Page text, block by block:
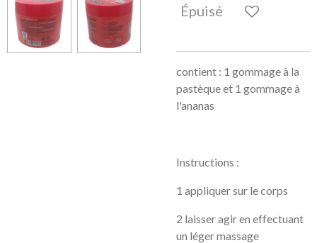
Épuisé
contient : 1 gommage à la
pastèque et 1 gommage à
l'ananas
Instructions :
1 appliquer sur le corps
2 laisser agir en effectuant
un léger massage